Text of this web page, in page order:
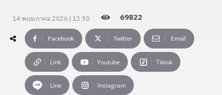
14 พฤษภาคม 2026 | 13:30 69822
Facebook Twitter Email
Link Youtube Tiktok
Line Instagram